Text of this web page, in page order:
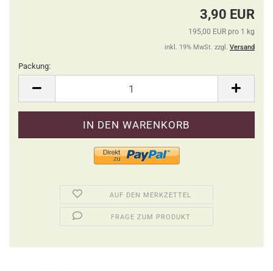
3,90 EUR
195,00 EUR pro 1 kg
inkl. 19% MwSt. zzgl. Versand
Packung:
AUF DEN MERKZETTEL
FRAGE ZUM PRODUKT